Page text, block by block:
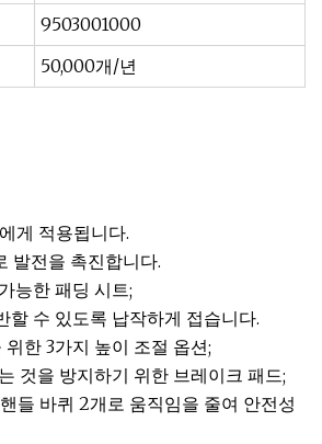
9503001000
50,000개/년
게 적용됩니다.
발전을 촉진합니다.
능한 패딩 시트;
할 수 있도록 납작하게 접습니다.
한 3가지 높이 조절 옵션;
것을 방지하기 위한 브레이크 패드;
들 바퀴 2개로 움직임을 줄여 안전성